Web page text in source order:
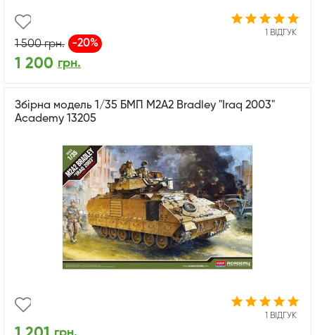
1 ВІДГУК
1 500грн. -20%
1 200 грн.
Збірна модель 1/35 БМП M2A2 Bradley "Iraq 2003"
Academy 13205
1 ВІДГУК